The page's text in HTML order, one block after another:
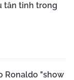
tân tinh trong
Ronaldo "show